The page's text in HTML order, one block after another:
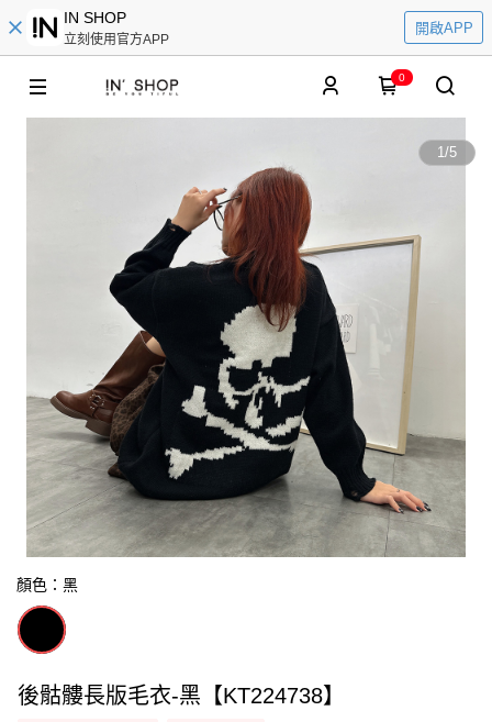
IN SHOP
立刻使用官方APP
開啟APP
0
1/5
顏色：黑
後骷髏長版毛衣-黑【KT224738】